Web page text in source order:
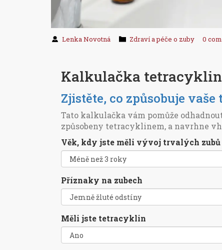
Lenka Novotná Zdraví a péče o zuby 0
Kalkulačka
Zjistěte, co způsobuje
Tato kalkulačka vám pomůže
způsobeny tetracyklinem, a navrhne
Věk, kdy jste měli vývoj trvalých zubů
Příznaky na zubech
Měli jste tetracyklin